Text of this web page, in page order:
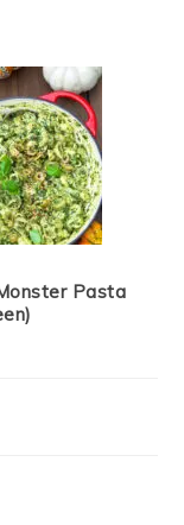
Pasta